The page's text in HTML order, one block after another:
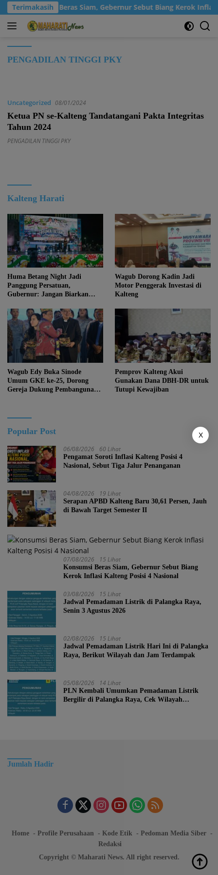
Langsung
ke
konten
Terimakasih
Konsumsi Beras Siam, Gebernur Sebut Biang Kerok Inflasi
PENGADILAN TINGGI PKY
Uncategorized 08/01/2024
Ketua PN se-Kalteng Tandatangani Pakta Integritas
Tahun 2024
PENGADILAN TINGGI PKY
Kalteng Harati
Huma Betang Night Jadi
Panggung Persatuan,
Gubernur: Jangan Biarkan
Kalteng
Wagub Dorong Kadin Jadi
Motor Penggerak Investasi di
Kalteng
Wagub Edy Buka Sinode
Umum GKE ke-25, Dorong
Gereja Dukung Pembangunan
Pemprov Kalteng Akui
Gunakan Dana DBH-DR untuk
Tutupi Kewajiban
Popular Post
06/08/2026 60 Lihat
Pengamat Soroti Inflasi Kalteng Posisi 4
Nasional, Sebut Tiga Jalur Penanganan
04/08/2026 19 Lihat
Serapan APBD Kalteng Baru 30,61 Persen, Jauh
di Bawah Target Semester II
07/08/2026 15 Lihat
Konsumsi Beras Siam, Gebernur Sebut Biang
Kerok Inflasi Kalteng Posisi 4 Nasional
03/08/2026 15 Lihat
Jadwal Pemadaman Listrik di Palangka Raya,
Senin 3 Agustus 2026
02/08/2026 15 Lihat
Jadwal Pemadaman Listrik Hari Ini di Palangka
Raya, Berikut Wilayah dan Jam Terdampak
05/08/2026 14 Lihat
PLN Kembali Umumkan Pemadaman Listrik
Bergilir di Palangka Raya, Cek Wilayah
Jumlah Hadir
Home Profile Perusahaan Kode Etik
Pedoman Media Siber
Redaksi
Copyright © Maharati News. All right reserved.
X